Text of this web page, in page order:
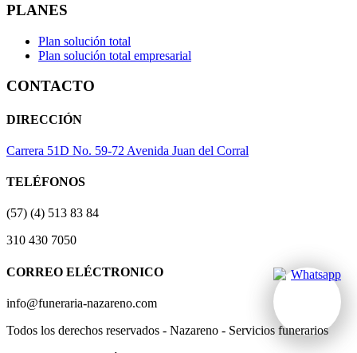
PLANES
Plan solución total
Plan solución total empresarial
CONTACTO
DIRECCIÓN
Carrera 51D No. 59-72 Avenida Juan del Corral
TELÉFONOS
(57) (4) 513 83 84
310 430 7050
CORREO ELÉCTRONICO
info@funeraria-nazareno.com
Todos los derechos reservados - Nazareno - Servicios funerarios